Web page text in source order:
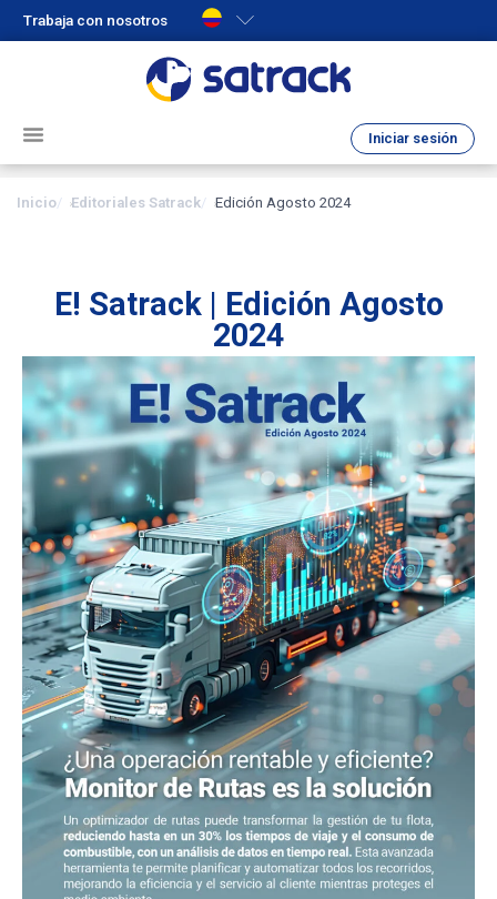
Trabaja con nosotros
Iniciar sesión
Inicio Editoriales Satrack Edición Agosto 2024
E! Satrack | Edición Agosto
2024